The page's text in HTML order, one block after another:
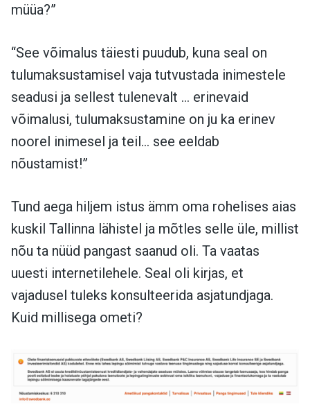
müüa?”
“See võimalus täiesti puudub, kuna seal on
tulumaksustamisel vaja tutvustada inimestele
seadusi ja sellest tulenevalt … erinevaid
võimalusi, tulumaksustamine on ju ka erinev
noorel inimesel ja teil… see eeldab
nõustamist!”
Tund aega hiljem istus ämm oma rohelises aias
kuskil Tallinna lähistel ja mõtles selle üle, millist
nõu ta nüüd pangast saanud oli. Ta vaatas
uuesti internetilehele. Seal oli kirjas, et
vajadusel tuleks konsulteerida asjatundjaga.
Kuid millisega ometi?